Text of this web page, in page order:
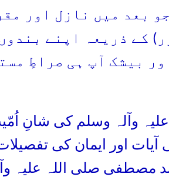
کے ذریعہ اپنے
بیشک آپ ہی صراطِ
علیہ وآلہ وسلم کی شانِ
اور ایمان کی
صلی اللہ علیہ